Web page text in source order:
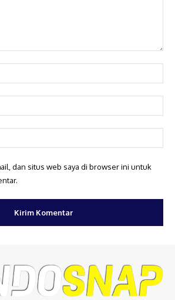
dan situs web saya di browser ini untuk